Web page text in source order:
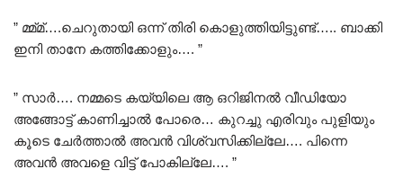
” മ്മ്മ്….ചെറുതായി ഒന്ന് തിരി കൊളുത്തിയിട്ടുണ്ട്….. ബാക്കി
ഇനി താനേ കത്തിക്കോളും…. ”
” സാർ…. നമ്മടെ കയ്യിലെ ആ ഒറിജിനൽ വീഡിയോ
അങ്ങോട്ട് കാണിച്ചാൽ പോരെ… കുറച്ചു എരിവും പുളിയും
കൂടെ ചേർത്താൽ അവൻ വിശ്വസിക്കില്ലേ…. പിന്നെ
അവൻ അവളെ വിട്ട് പോകില്ലേ…. ”